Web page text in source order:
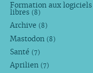
Formation aux logiciels
libres (8)
Archive (8)
Mastodon (8)
Santé (7)
Aprilien (7)